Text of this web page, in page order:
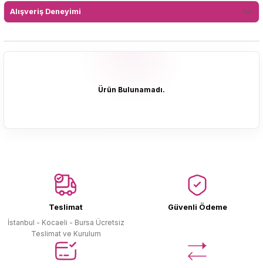
Alışveriş Deneyimi
Ürün Bulunamadı.
Teslimat
İstanbul - Kocaeli - Bursa Ücretsiz
Teslimat ve Kurulum
Güvenli Ödeme